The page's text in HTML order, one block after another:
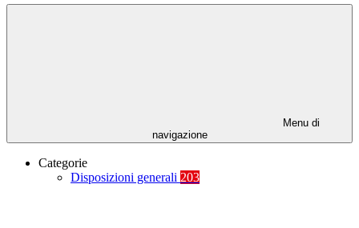
Menu di
navigazione
Categorie
Disposizioni generali 203